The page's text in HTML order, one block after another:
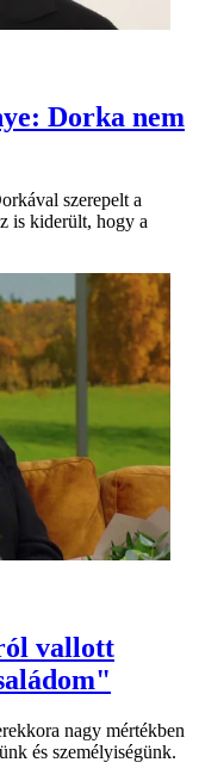
Dorka nem
szerepelt a
is kiderült, hogy a
vallott
nagy mértékben
és személyiségünk.